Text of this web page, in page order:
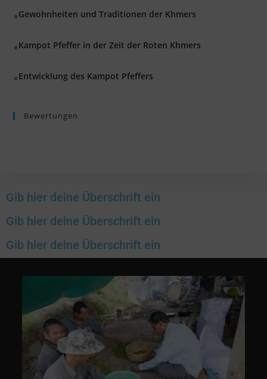
Gewohnheiten und Traditionen der Khmers
Kampot Pfeffer in der Zeit der Roten Khmers
Entwicklung des Kampot Pfeffers
Bewertungen
Gib hier deine Überschrift ein
Gib hier deine Überschrift ein
Gib hier deine Überschrift ein